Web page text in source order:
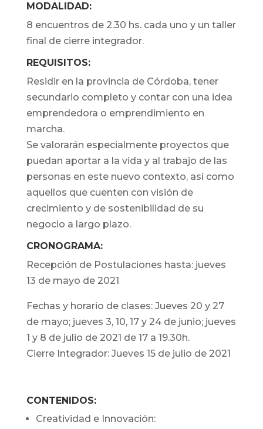
MODALIDAD:
8 encuentros de 2.30 hs. cada uno y un taller
final de cierre integrador.
REQUISITOS:
Residir en la provincia de Córdoba, tener
secundario completo y contar con una idea
emprendedora o emprendimiento en
marcha.
Se valorarán especialmente proyectos que
puedan aportar a la vida y al trabajo de las
personas en este nuevo contexto, así como
aquellos que cuenten con visión de
crecimiento y de sostenibilidad de su
negocio a largo plazo.
CRONOGRAMA:
Recepción de Postulaciones hasta: jueves
13 de mayo de 2021
Fechas y horario de clases: Jueves 20 y 27
de mayo; jueves 3, 10, 17 y 24 de junio; jueves
1 y 8 de julio de 2021 de 17 a 19.30h.
Cierre Integrador: Jueves 15 de julio de 2021
CONTENIDOS:
Creatividad e Innovación: